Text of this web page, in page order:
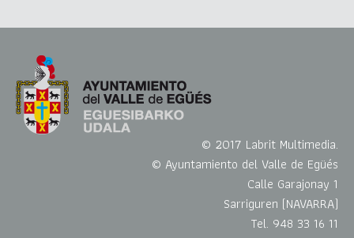
© 2017 Labrit Multimedia.
© Ayuntamiento del Valle de Egüés
Calle Garajonay 1
Sarriguren (NAVARRA)
Tel. 948 33 16 11